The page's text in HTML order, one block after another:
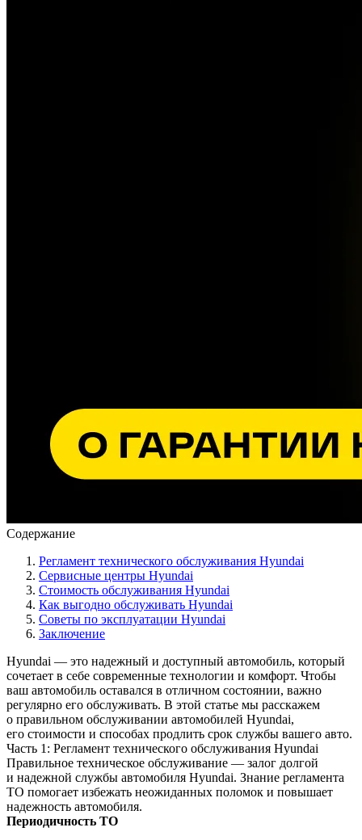
Содержание
Регламент технического обслуживания Hyundai
Сервисные центры Hyundai
Стоимость обслуживания Hyundai
Как выгодно обслуживать Hyundai
Советы по эксплуатации Hyundai
Заключение
Hyundai — это надежный и доступный автомобиль, который
сочетает в себе современные технологии и комфорт. Чтобы
ваш автомобиль оставался в отличном состоянии, важно
регулярно его обслуживать. В этой статье мы расскажем
о правильном обслуживании автомобилей Hyundai,
его стоимости и способах продлить срок службы вашего авто.
Часть 1: Регламент технического обслуживания Hyundai
Правильное техническое обслуживание — залог долгой
и надежной службы автомобиля Hyundai. Знание регламента
ТО помогает избежать неожиданных поломок и повышает
надежность автомобиля.
Периодичность ТО